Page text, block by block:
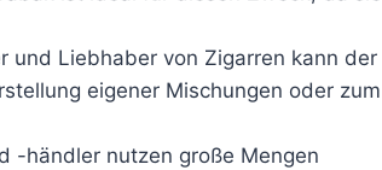
und Liebhaber von Zigarren kann der
eigener Mischungen oder zum
-händler nutzen große Mengen